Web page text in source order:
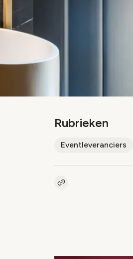
Rubrieken
Eventleveranciers
Kopieer link naar artikel